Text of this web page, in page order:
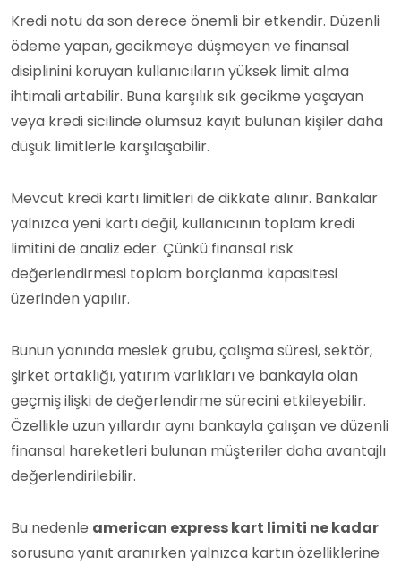
Kredi notu da son derece önemli bir etkendir. Düzenli
ödeme yapan, gecikmeye düşmeyen ve finansal
disiplinini koruyan kullanıcıların yüksek limit alma
ihtimali artabilir. Buna karşılık sık gecikme yaşayan
veya kredi sicilinde olumsuz kayıt bulunan kişiler daha
düşük limitlerle karşılaşabilir.
Mevcut kredi kartı limitleri de dikkate alınır. Bankalar
yalnızca yeni kartı değil, kullanıcının toplam kredi
limitini de analiz eder. Çünkü finansal risk
değerlendirmesi toplam borçlanma kapasitesi
üzerinden yapılır.
Bunun yanında meslek grubu, çalışma süresi, sektör,
şirket ortaklığı, yatırım varlıkları ve bankayla olan
geçmiş ilişki de değerlendirme sürecini etkileyebilir.
Özellikle uzun yıllardır aynı bankayla çalışan ve düzenli
finansal hareketleri bulunan müşteriler daha avantajlı
değerlendirilebilir.
Bu nedenle american express kart limiti ne kadar
sorusuna yanıt aranırken yalnızca kartın özelliklerine